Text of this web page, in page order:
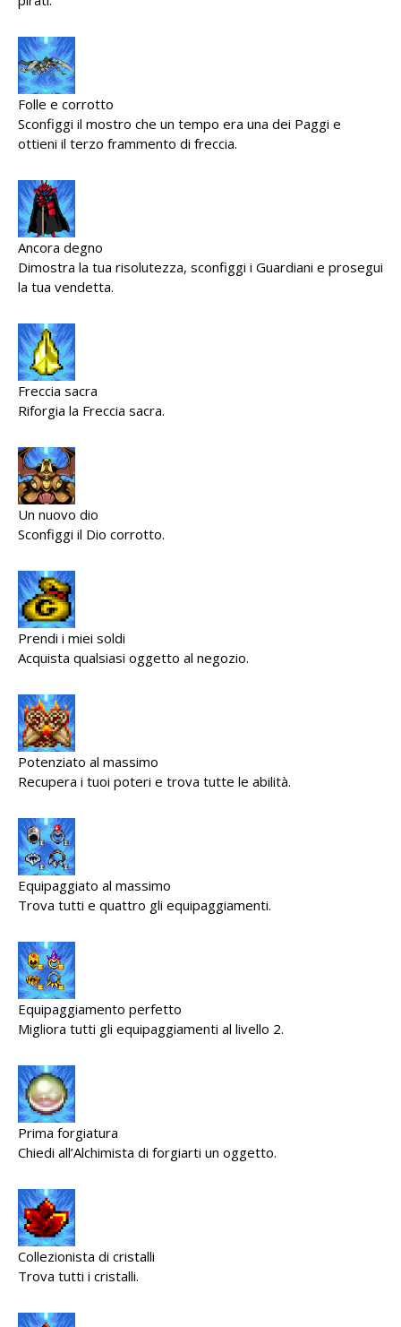
Folle e corrotto
Sconfiggi il mostro che un tempo era una dei Paggi e
ottieni il terzo frammento di freccia.
Ancora degno
Dimostra la tua risolutezza, sconfiggi i Guardiani e prosegui
la tua vendetta.
Freccia sacra
Riforgia la Freccia sacra.
Un nuovo dio
Sconfiggi il Dio corrotto.
Prendi i miei soldi
Acquista qualsiasi oggetto al negozio.
Potenziato al massimo
Recupera i tuoi poteri e trova tutte le abilità.
Equipaggiato al massimo
Trova tutti e quattro gli equipaggiamenti.
Equipaggiamento perfetto
Migliora tutti gli equipaggiamenti al livello 2.
Prima forgiatura
Chiedi all’Alchimista di forgiarti un oggetto.
Collezionista di cristalli
Trova tutti i cristalli.